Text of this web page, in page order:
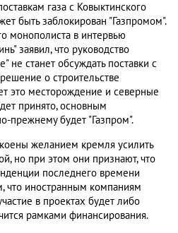
газа с Ковыктинского
быть заблокирован "Газпромом".
монополиста в интервью
заявил, что руководство
не станет обсуждать поставки с
о строительстве
это месторождение и северные
принято, основным
прежнему будет "Газпром".
желанием кремля усилить
но при этом они признают, что
последнего времени
что иностранным компаниям
в проектах будет либо
рамками финансирования.